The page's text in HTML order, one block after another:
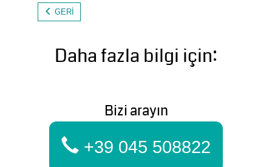
GERI
Daha fazla bilgi için:
Bizi arayın
+39 045 508822